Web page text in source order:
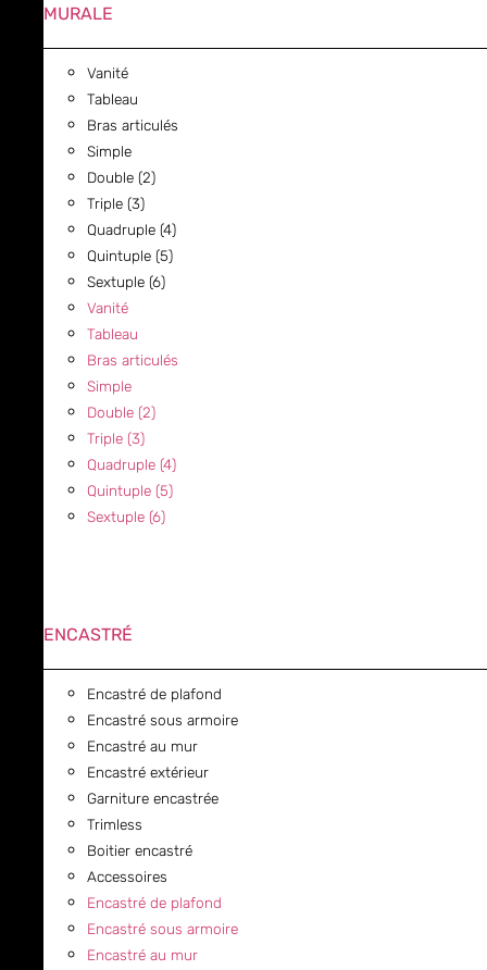
MURALE
Vanité
Tableau
Bras articulés
Simple
Double (2)
Triple (3)
Quadruple (4)
Quintuple (5)
Sextuple (6)
Vanité
Tableau
Bras articulés
Simple
Double (2)
Triple (3)
Quadruple (4)
Quintuple (5)
Sextuple (6)
ENCASTRÉ
Encastré de plafond
Encastré sous armoire
Encastré au mur
Encastré extérieur
Garniture encastrée
Trimless
Boitier encastré
Accessoires
Encastré de plafond
Encastré sous armoire
Encastré au mur